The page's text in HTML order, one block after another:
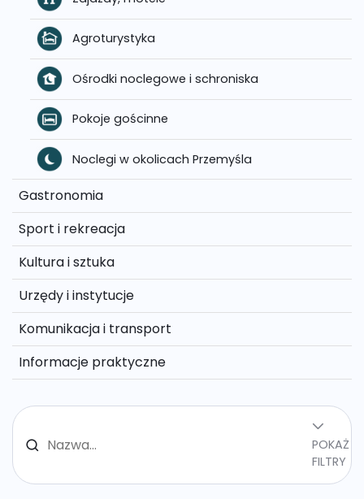
POKAŻ
FILTRY
Agroturystyka
Ośrodki noclegowe i schroniska
Pokoje gościnne
Noclegi w okolicach Przemyśla
Gastronomia
Sport i rekreacja
Kultura i sztuka
Urzędy i instytucje
Komunikacja i transport
Informacje praktyczne